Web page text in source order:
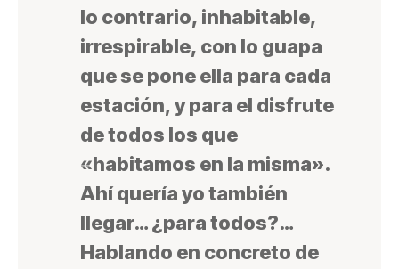
lo contrario, inhabitable,
irrespirable, con lo guapa
que se pone ella para cada
estación, y para el disfrute
de todos los que
«habitamos en la misma».
Ahí quería yo también
llegar… ¿para todos?…
Hablando en concreto de